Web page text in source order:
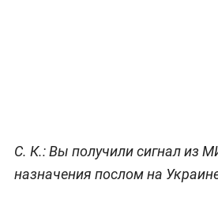
С. К.:Вы получили сигнал из
назначения послом на